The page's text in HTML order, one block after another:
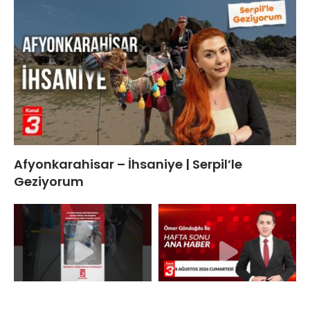
Afyonkarahisar – İhsaniye | Serpil’le
Geziyorum